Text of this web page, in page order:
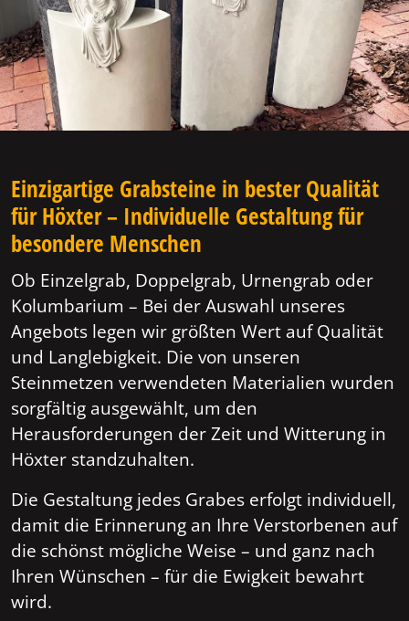
Einzigartige Grabsteine in bester Qualität
für Höxter – Individuelle Gestaltung für
besondere Menschen
Ob Einzelgrab, Doppelgrab, Urnengrab oder
Kolumbarium – Bei der Auswahl unseres
Angebots legen wir größten Wert auf Qualität
und Langlebigkeit. Die von unseren
Steinmetzen verwendeten Materialien wurden
sorgfältig ausgewählt, um den
Herausforderungen der Zeit und Witterung in
Höxter standzuhalten.
Die Gestaltung jedes Grabes erfolgt individuell,
damit die Erinnerung an Ihre Verstorbenen auf
die schönst mögliche Weise – und ganz nach
Ihren Wünschen – für die Ewigkeit bewahrt
wird.